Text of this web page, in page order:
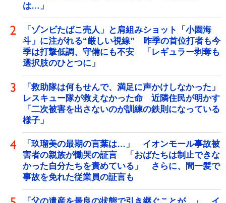
は…」
「ゾンビたばこ売人」と肩組みショット「小園海
斗」に注がれる“厳しい視線” 昨季の首位打者も今
季は打撃低調、守備にも不安 「レギュラー剥奪も
選択肢のひとつに」
「救助隊は何もせんで、満足に声かけしなかった」
レスキュー隊が救えなかった命 近隣住民が明かす
「二次被害を出さないのが訓練の鉄則になっている
様子」
「玖瑠美の最期の言葉は…」 イオンモール事故被
害者の親族が慟哭の証言 「おばたちは制止できな
かった自分たちを責めている」 さらに、間一髪で
事故を免れた従業員の証言も